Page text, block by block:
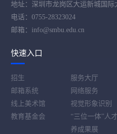
地址：深圳市龙岗区大运新城国际
电话：0755-28323024
邮箱：info@smbu.edu.cn
快速入口
招生
服务大厅
邮箱系统
网络服务
线上美术馆
视觉形象识别
教育基金会
“三位一体”人
养成果展